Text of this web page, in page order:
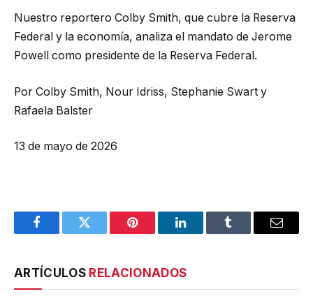
Nuestro reportero Colby Smith, que cubre la Reserva
Federal y la economía, analiza el mandato de Jerome
Powell como presidente de la Reserva Federal.
Por Colby Smith, Nour Idriss, Stephanie Swart y
Rafaela Balster
13 de mayo de 2026
FacebookTwitter Pinterest LinkedInTumblr Email
ARTÍCULOS RELACIONADOS